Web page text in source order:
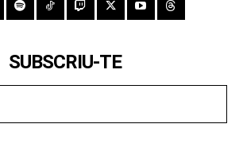
SUBSCRIU-TE